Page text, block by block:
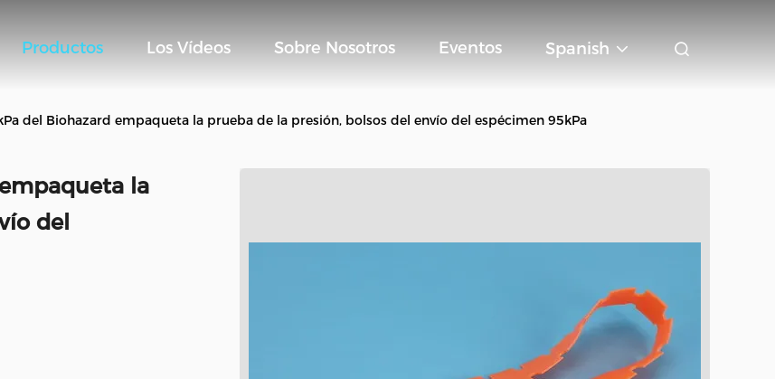
Productos Los Vídeos Sobre Nosotros Eventos Spanish
del Biohazard empaqueta la prueba de la presión, bolsos del envío del espécimen 95kPa
la
del